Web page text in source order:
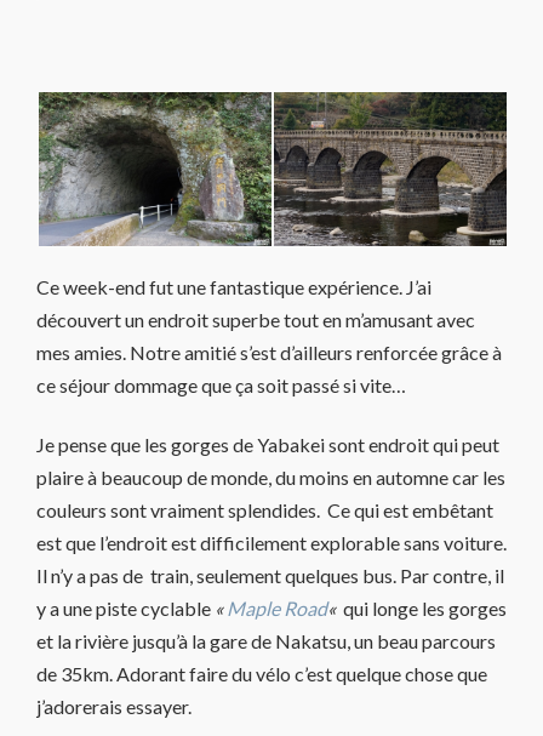
Ce week-end fut une fantastique expérience. J’ai
découvert un endroit superbe tout en m’amusant avec
mes amies. Notre amitié s’est d’ailleurs renforcée grâce à
ce séjour dommage que ça soit passé si vite…
Je pense que les gorges de Yabakei sont endroit qui peut
plaire à beaucoup de monde, du moins en automne car les
couleurs sont vraiment splendides. Ce qui est embêtant
est que l’endroit est difficilement explorable sans voiture.
Il n’y a pas de train, seulement quelques bus. Par contre, il
y a une piste cyclable « Maple Road« qui longe les gorges
et la rivière jusqu’à la gare de Nakatsu, un beau parcours
de 35km. Adorant faire du vélo c’est quelque chose que
j’adorerais essayer.